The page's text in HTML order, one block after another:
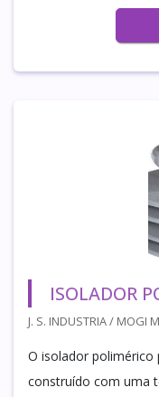
ISOLADOR
J. S. INDUSTRIA / MOGI
O isolador polimérico
construído com uma